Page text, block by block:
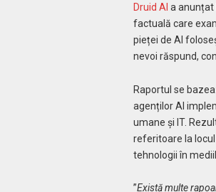
Druid AI a anunțat
factuală care
pieței de AI
nevoi răspund,
Raportul se
agenților AI
umane și IT.
referitoare la
tehnologii în
”Există multe